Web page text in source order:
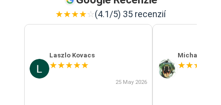
★★★★☆(4.1/5) 35 recenzií
Laszlo Kovacs
★★★★★
25 May 2026
Michal Szabo
★★★